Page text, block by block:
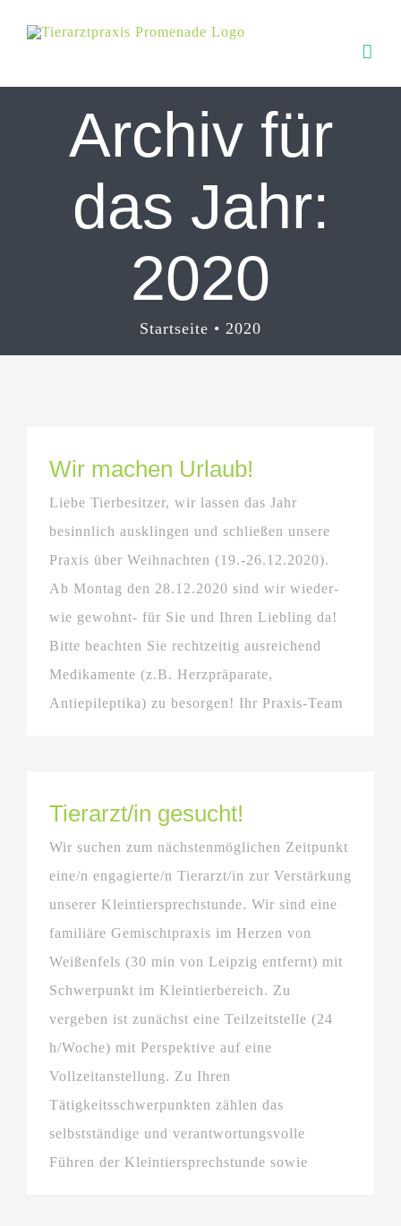
Inhalt
Archiv für
das Jahr:
2020
Startseite 2020
Wir machen Urlaub!
Liebe Tierbesitzer, wir lassen das Jahr
besinnlich ausklingen und schließen unsere
Praxis über Weihnachten (19.-26.12.2020).
Ab Montag den 28.12.2020 sind wir wieder-
wie gewohnt- für Sie und Ihren Liebling da!
Bitte beachten Sie rechtzeitig ausreichend
Medikamente (z.B. Herzpräparate,
Antiepileptika) zu besorgen! Ihr Praxis-Team
Tierarzt/in gesucht!
Wir suchen zum nächstenmöglichen Zeitpunkt
eine/n engagierte/n Tierarzt/in zur Verstärkung
unserer Kleintiersprechstunde. Wir sind eine
familiäre Gemischtpraxis im Herzen von
Weißenfels (30 min von Leipzig entfernt) mit
Schwerpunkt im Kleintierbereich. Zu
vergeben ist zunächst eine Teilzeitstelle (24
h/Woche) mit Perspektive auf eine
Vollzeitanstellung. Zu Ihren
Tätigkeitsschwerpunkten zählen das
selbstständige und verantwortungsvolle
Führen der Kleintiersprechstunde sowie